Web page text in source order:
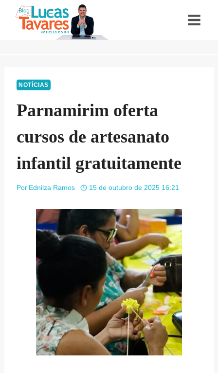
NOTÍCIAS
Parnamirim oferta
cursos de artesanato
infantil gratuitamente
Por Ednilza Ramos 15 de outubro de 2025 16:21